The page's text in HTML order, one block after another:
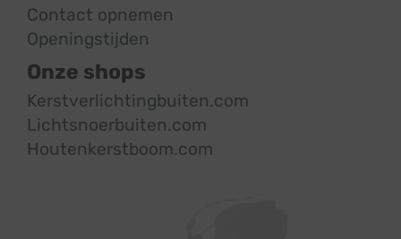
Contact opnemen
Openingstijden
Onze shops
Kerstverlichtingbuiten.com
Lichtsnoerbuiten.com
Houtenkerstboom.com